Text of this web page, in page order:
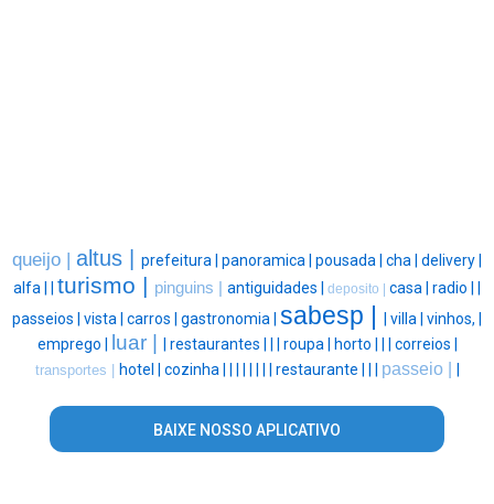
queijo | altus | prefeitura | panoramica | pousada | cha | delivery |
alfa | | turismo | pinguins | antiguidades | deposito | casa | radio | |
passeios | vista | carros | gastronomia | sabesp | | villa | vinhos, |
emprego | luar | | restaurantes | | | roupa | horto | | | correios |
transportes | hotel | cozinha | | | | | | | | restaurante | | | passeio | |
BAIXE NOSSO APLICATIVO